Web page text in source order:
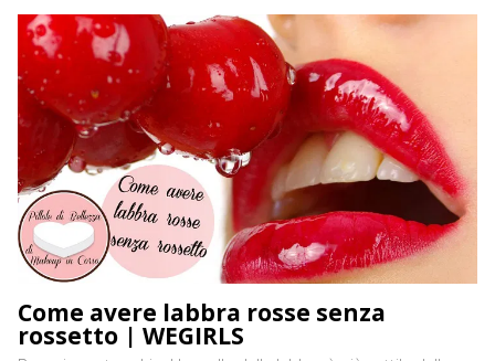
Come avere labbra rosse senza
rossetto | WEGIRLS